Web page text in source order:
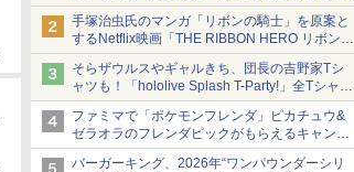
更新】
ニンテンドーeショップでは「大神 絶景版」が
67%オフで990円
手塚治虫氏のマンガ「リボンの騎士」を原案と
するNetflix映画「THE RIBBON HERO リボンヒ
ーロー」本日配信開始
そらザウルスやギャルきち、団長の吉野家Tシ
ャツも！「hololive Splash T-Party!」全Tシャツ
ラインナップ公開＆オンライン販売開始
ファミマで「ポケモンフレンダ」ピカチュウ&
ゼラオラのフレンダピックがもらえるキャンペ
ーン開催！
バーガーキング、2026年“ワンパウンダーシリ